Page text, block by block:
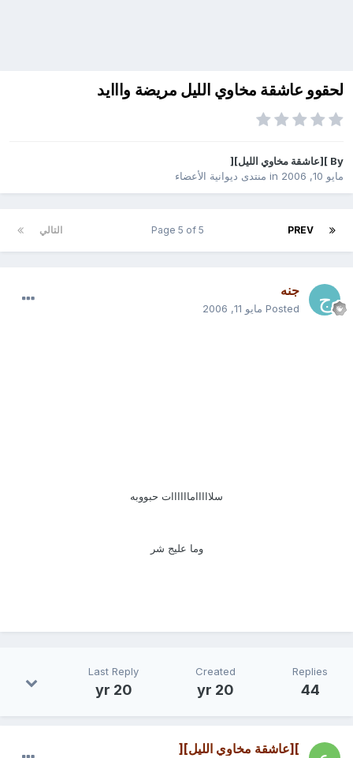
لحقوو عاشقة مخاوي الليل مريضة وااايد
By ][عاشقة مخاوي الليل][
مايو 10, 2006
in منتدى ديوانية الأعضاء
PREV التالي Page 5 of 5
جنه
Posted مايو 11, 2006
سلاااااماااااات حبووبه
وما عليج شر
Replies
44
Created
20 yr
Last Reply
20 yr
][عاشقة مخاوي الليل][